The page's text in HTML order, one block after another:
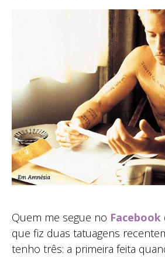
Quem me segue no Facebook
que fiz duas tatuagens
tenho três: a primeira feita